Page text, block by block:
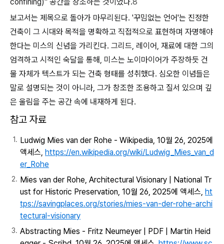
보고서는 제목으로 돌아가 마무리된다. '꾸밈없는 언어'는 진정한
건축이 그 시대와 목적을 명확하고 직접적으로 표현하며 자명해야
한다는 미스의 신념을 가리킨다. 그리드, 레이어, 재료에 대한 그의
엄격하고 시적인 숙달을 통해, 미스는 노이마이어가 주장하듯 건
물 자체가 텍스트가 되는 건축 형태를 성취했다. 심오한 이념들은
말로 설명되는 것이 아니라, 그가 창조한 조용하고 질서 있으며 깊
은 울림을 주는 공간 속에 내재하게 된다.
참고 자료
Ludwig Mies van der Rohe - Wikipedia, 10월 26, 2025에
액세스, https://en.wikipedia.org/wiki/Ludwig_Mies_van_d
er_Rohe
Mies van der Rohe, Architectural Visionary | National Tr
ust for Historic Preservation, 10월 26, 2025에 액세스, ht
tps://savingplaces.org/stories/mies-van-der-rohe-archi
tectural-visionary
Abstracting Mies - Fritz Neumeyer | PDF | Martin Heid